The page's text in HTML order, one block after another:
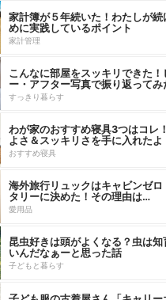
家計簿が５年続いた！わたしが続
めに実践しているポイント
家計管理
こんなに部屋をスッキリできた！
ー・アフター写真で振り返ってみ
すっきり暮らす
わが家のおすすめ寝具3つはコレ
よさ＆スッキリさを手に入れたよ
おすすめ寝具
海外旅行リュックはキャビンゼロ
タリーに決めた！その理由は…
愛用品
昆虫好きは頭がよくなる？虫は知
いんだなぁーと思った話
子どもと暮らす